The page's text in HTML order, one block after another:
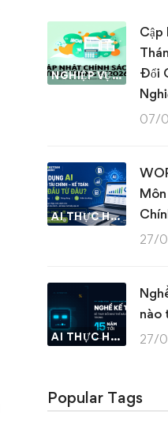
NGHIỆP VỤ KẾ TOÁN & THUẾ
Cập
Đổi
07/
AI THỰC HÀNH
27/
AI THỰC HÀNH
nào
27/
Popular Tags